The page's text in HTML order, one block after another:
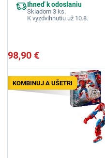
Ihneď k odoslaniu
Skladom 3 ks.
K vyzdvihnutiu už 10.8.
98,90 €
KOMBINUJ A UŠETRI